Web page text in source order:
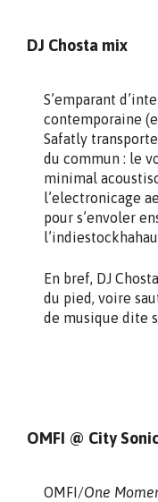
DJ Chosta mix
S’emparant
contemporaine
Safatly
du commun : le
minimal
l’electronicage
pour s’envoler
En bref, DJ
du pied, voire
de musique dite
OMFI/One